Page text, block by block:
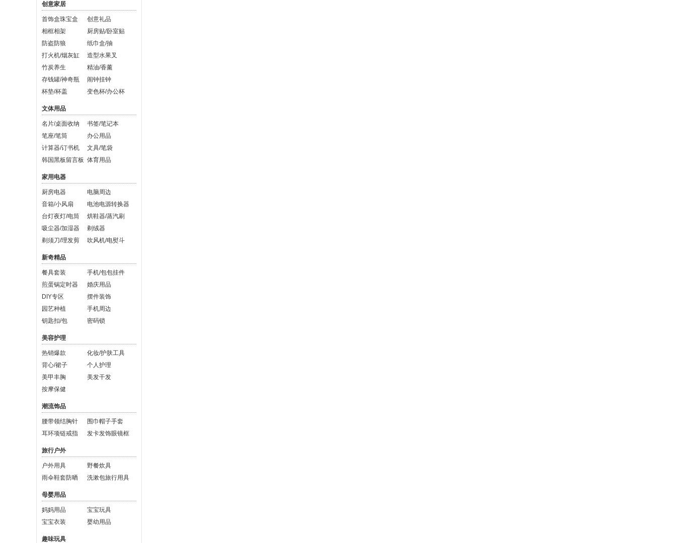
创意家居
首饰盒珠宝盒
创意礼品
相框相架
厨房贴/卧室贴
防盗防狼
纸巾盒/抽
打火机/烟灰缸
造型水果叉
竹炭养生
精油/香薰
存钱罐/神奇瓶
闹钟挂钟
杯垫/杯盖
变色杯/办公杯
文体用品
名片/桌面收纳
书签/笔记本
笔座/笔筒
办公用品
计算器/订书机
文具/笔袋
韩国黑板留言板 体育用品
家用电器
厨房电器
电脑周边
音箱/小风扇
电池电源转换器
台灯夜灯/电筒
烘鞋器/蒸汽刷
吸尘器/加湿器
剃绒器
剃须刀/理发剪
吹风机/电熨斗
新奇精品
餐具套装
手机/包包挂件
煎蛋锅定时器
婚庆用品
DIY专区
摆件装饰
园艺种植
手机周边
钥匙扣/包
密码锁
美容护理
热销爆款
化妆/护肤工具
背心/裙子
个人护理
美甲丰胸
美发干发
按摩保健
潮流饰品
腰带领结胸针
围巾帽子手套
耳环项链戒指
发卡发饰眼镜框
旅行户外
户外用具
野餐炊具
雨伞鞋套防晒
洗漱包旅行用具
母婴用品
妈妈用品
宝宝玩具
宝宝衣装
婴幼用品
趣味玩具